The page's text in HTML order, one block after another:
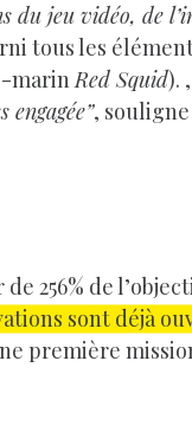
du jeu vidéo, de
tous les
marinRed Squid). ,
, souligne
256% de
sont déjà
première